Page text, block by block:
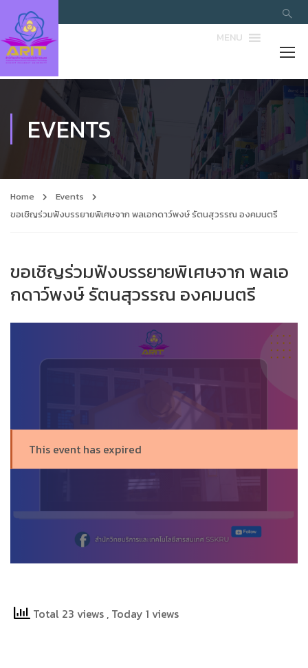
MENU
EVENTS
Home
Events
ขอเชิญร่วมฟังบรรยายพิเศษจาก พลเอกดาว์พงษ์ รัตนสุวรรณ องคมนตรี
ขอเชิญร่วมฟังบรรยายพิเศษจาก พลเอ
กดาว์พงษ์ รัตนสุวรรณ องคมนตรี
This event has expired
Total 23 views , Today 1 views